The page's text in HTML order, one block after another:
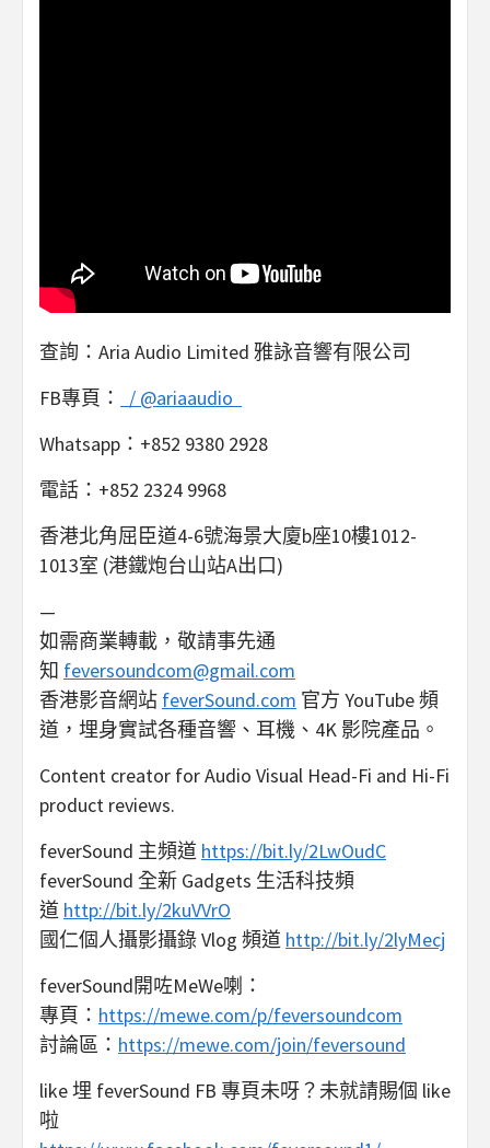
查詢：Aria Audio Limited 雅詠音響有限公司
FB專頁：
/ @ariaaudio
Whatsapp：+852 9380 2928
電話：+852 2324 9968
香港北角屈臣道4-6號海景大廈b座10樓1012-
1013室 (港鐵炮台山站A出口)
—
如需商業轉載，敬請事先通
知 feversoundcom@gmail.com
香港影音網站 feverSound.com 官方 YouTube 頻
道，埋身實試各種音響、耳機、4K 影院產品。
Content creator for Audio Visual Head-Fi and Hi-Fi
product reviews.
feverSound 主頻道 https://bit.ly/2LwOudC
feverSound 全新 Gadgets 生活科技頻
道 http://bit.ly/2kuVVrO
國仁個人攝影攝錄 Vlog 頻道 http://bit.ly/2lyMecj
feverSound開咗MeWe喇：
專頁： https://mewe.com/p/feversoundcom
討論區： https://mewe.com/join/feversound
like 埋 feverSound FB 專頁未呀？未就請賜個 like
啦